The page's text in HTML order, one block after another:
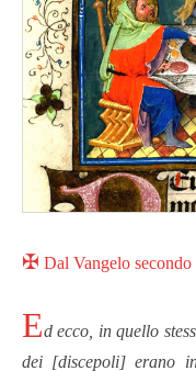
✠ Dal Vangelo
Ed ecco, in quello
dei [discepoli] erano